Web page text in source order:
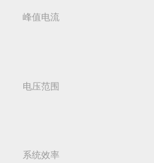
峰值电流
电压范围
系统效率